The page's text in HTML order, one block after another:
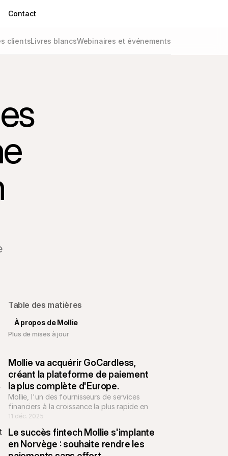
Contact
clientsLivres blancsWebinaires et événements
Table des matières
À propos de Mollie
Plus de mises à jour
Mollie va acquérir GoCardless,
créant la plateforme de paiement
la plus complète d'Europe.
Mollie, l'un des fournisseurs de services
financiers à la croissance la plus rapide en
Europe, a signé un accord pour acquérir la
11 déc. 2025
Le succès fintech Mollie s'implante
en Norvège : souhaite rendre les